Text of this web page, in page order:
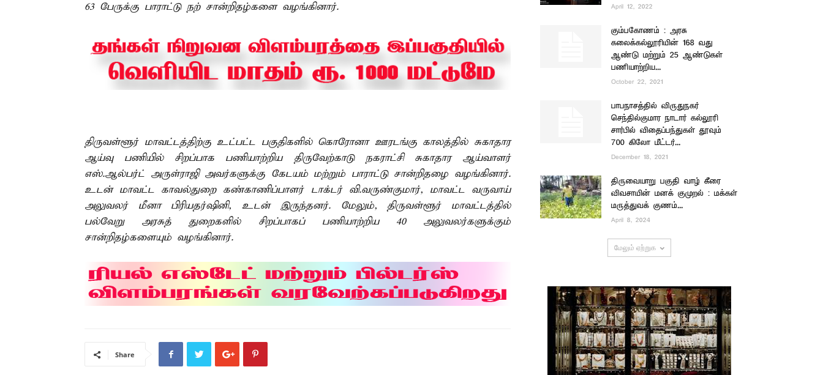
63 பேருக்கு பாராட்டு நற் சான்றிதழ்களை வழங்கினார்.
திருவள்ளூர் மாவட்டத்திற்கு உட்பட்ட பகுதிகளில் கொரோனா ஊரடங்கு காலத்தில் சுகாதார
ஆய்வு பணியில் சிறப்பாக பணியாற்றிய திருவேற்காடு நகராட்சி சுகாதார ஆய்வாளர்
எஸ்.ஆல்பர்ட் அருள்ராஜி அவர்களுக்கு கேடயம் மற்றும் பாராட்டு சான்றிதழை வழங்கினார்.
உடன் மாவட்ட காவல்துறை கண்காணிப்பாளர் டாக்டர் வி.வருண்குமார், மாவட்ட வருவாய்
அலுவலர் மீனா பிரியதர்ஷினி, உடன் இருந்தனர். மேலும், திருவள்ளூர் மாவட்டத்தில்
பல்வேறு அரசுத் துறைகளில் சிறப்பாகப் பணியாற்றிய 40 அலுவலர்களுக்கும்
சான்றிதழ்களையும் வழங்கினார்.
Share
April 12, 2022
கும்பகோணம் : அரசு
கலைக்கல்லூரியின் 168 வது
ஆண்டு மற்றும் 25 ஆண்டுகள்
பணியாற்றிய...
October 22, 2021
பாபநாசத்தில் விருதுநகர்
செந்தில்குமார நாடார் கல்லூரி
சார்பில் விதைப்பந்துகள் தூவும்
700 கிலோ மீட்டர்...
December 18, 2021
திருவையாறு பகுதி வாழ் கீரை
விவசாயின் மனக் குமுறல் : மக்கள்
மருத்துவக் குணம்...
April 8, 2024
மேலும் ஏற்றுக